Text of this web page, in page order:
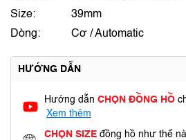
Size:
39mm
Dòng:
Cơ / Automatic
HƯỚNG DẪN
Hướng dẫn CHỌN ĐỒNG HỒ
Xem thêm
CHỌN SIZE đồng hồ như thế